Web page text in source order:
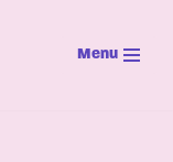
Menu